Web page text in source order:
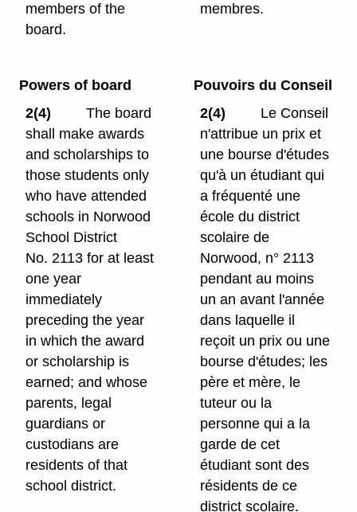
members of the
board.
membres.
Powers of board
2(4)
The board
shall make awards
and scholarships to
those students only
who have attended
schools in Norwood
School District
No. 2113 for at least
one year
immediately
preceding the year
in which the award
or scholarship is
earned; and whose
parents, legal
guardians or
custodians are
residents of that
school district.
Pouvoirs du Conseil
2(4)
Le Conseil
n'attribue un prix et
une bourse d'études
qu'à un étudiant qui
a fréquenté une
école du district
scolaire de
Norwood, n° 2113
pendant au moins
un an avant l'année
dans laquelle il
reçoit un prix ou une
bourse d'études; les
père et mère, le
tuteur ou la
personne qui a la
garde de cet
étudiant sont des
résidents de ce
district scolaire.